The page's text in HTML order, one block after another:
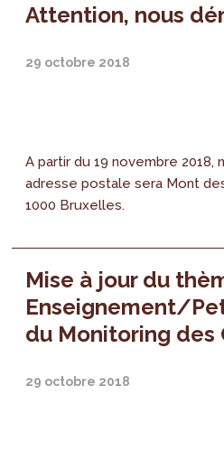
Attention, nous
29 octobre 2018
A partir du 19 novembre 2018,
adresse postale sera Mont
1000 Bruxelles.
Mise à jour du
Enseignement/
du Monitoring des
29 octobre 2018